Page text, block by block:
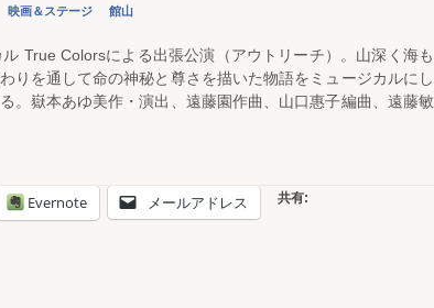
映画＆ステージ 館山
True Colorsによる出張公演（アウトリーチ）。山深く海も
りを通して命の神秘と尊さを描いた物語をミュージカルにし
。嶽本あゆ美作・演出、遠藤園作曲、山口惠子編曲、遠藤敏
共有:
Evernote メールアドレス